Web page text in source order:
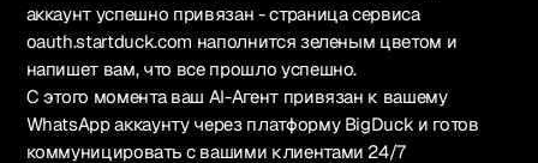
аккаунт успешно привязан - страница сервиса
oauth.startduck.com наполнится зеленым цветом и
напишет вам, что все прошло успешно.
С этого момента ваш AI-Агент привязан к вашему
WhatsApp аккаунту через платформу BigDuck и готов
коммуницировать с вашими клиентами 24/7